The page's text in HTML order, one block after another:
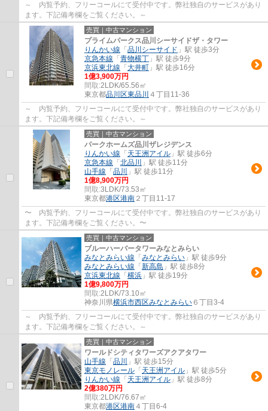
～ 内覧予約、フリーコールにて受付中です。弊社独自のサービスがあり
ます。下記備考欄をご覧ください。～
売買｜中古マンション
プライムパークス品川シーサイドザ・タワー
りんかい線 「 品川シーサイド 」駅 徒歩3分
京急本線 「 青物横丁 」駅 徒歩9分
京浜東北線 「 大井町 」駅 徒歩16分
1億3,900万円
間取:2LDK/65.56㎡
東京都品川区東品川 ４丁目11-36
～ 内覧予約、フリーコールにて受付中です。弊社独自のサービスがあり
ます。下記備考欄をご覧ください。～
売買｜中古マンション
パークホームズ品川ザレジデンス
りんかい線 「 天王洲アイル 」駅 徒歩6分
京急本線 「 北品川
」駅 徒歩11分
山手線 「 品川
」駅 徒歩11分
1億8,900万円
間取:3LDK/73.53㎡
東京都港区港南 ２丁目11-17
〜 内覧予約、フリーコールにて受付中です。弊社独自のサービスがあり
ます。下記備考欄をご覧ください。〜
売買｜中古マンション
ブルーハーバータワーみなとみらい
みなとみらい線 「 みなとみらい 」駅 徒歩9分
みなとみらい線 「 新高島 」駅 徒歩8分
京浜東北線 「 横浜 」駅 徒歩19分
1億9,800万円
間取:2LDK/73.10㎡
神奈川県横浜市西区みなとみらい ６丁目3-4
～ 内覧予約、フリーコールにて受付中です。弊社独自のサービスがあり
ます。下記備考欄をご覧ください。～
売買｜中古マンション
ワールドシティタワーズアクアタワー
山手線 「 品川
」駅 徒歩15分
東京モノレール 「 天王洲アイル 」駅 徒歩5分
りんかい線 「 天王洲アイル 」駅 徒歩8分
2億380万円
間取:2LDK/76.67㎡
東京都港区港南 ４丁目6-4